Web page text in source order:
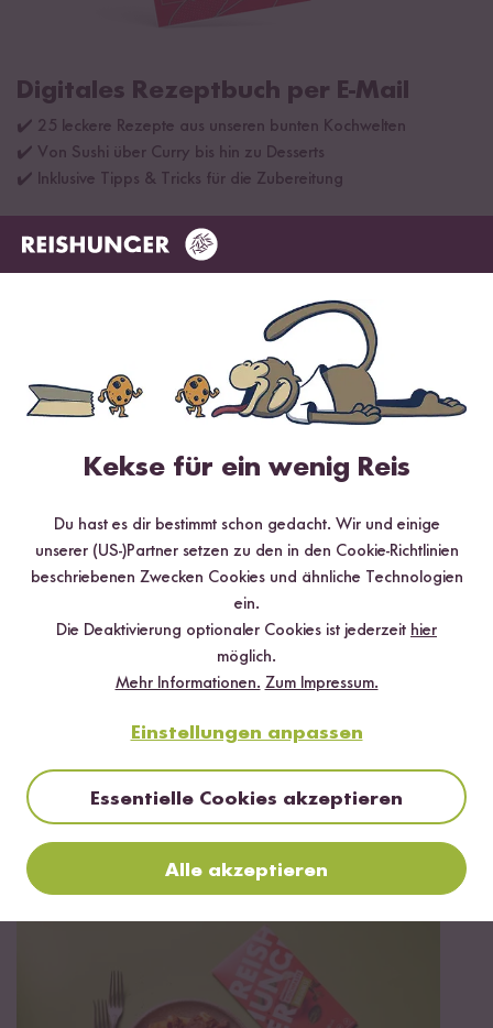
Digitales Rezeptbuch per E-Mail
✔️ 25 leckere Rezepte aus unseren bunten Kochwelten
✔️ Von Sushi über Curry bis hin zu Desserts
✔️ Inklusive Tipps & Tricks für die Zubereitung
Jetzt sichern
*Das Digitale Rezeptbuch wird dir nach vollständiger Anmeldung zum Newsletter
per E-Mail zugeschickt.
Mehr Rezepte mit Reispasta Rigatoni
15 min
Curry-Nudelsalat
Kekse für ein wenig Reis
Du hast es dir bestimmt schon gedacht. Wir und einige
unserer (US-)Partner setzen zu den in den Cookie-Richtlinien
beschriebenen Zwecken Cookies und ähnliche Technologien
ein.
Die Deaktivierung optionaler Cookies ist jederzeit hier
möglich.
Mehr Informationen. Zum Impressum.
Einstellungen anpassen
Essentielle Cookies akzeptieren
Alle akzeptieren